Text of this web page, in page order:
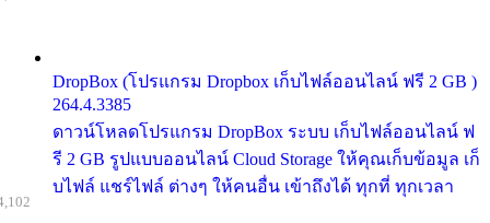
DropBox (โปรแกรม Dropbox เก็บไฟล์ออนไลน์ ฟรี 2 GB )
264.4.3385
ดาวน์โหลดโปรแกรม DropBox ระบบ เก็บไฟล์ออนไลน์ ฟ
รี 2 GB รูปแบบออนไลน์ Cloud Storage ให้คุณเก็บข้อมูล เก็
บไฟล์ แชร์ไฟล์ ต่างๆ ให้คนอื่น เข้าถึงได้ ทุกที่ ทุกเวลา